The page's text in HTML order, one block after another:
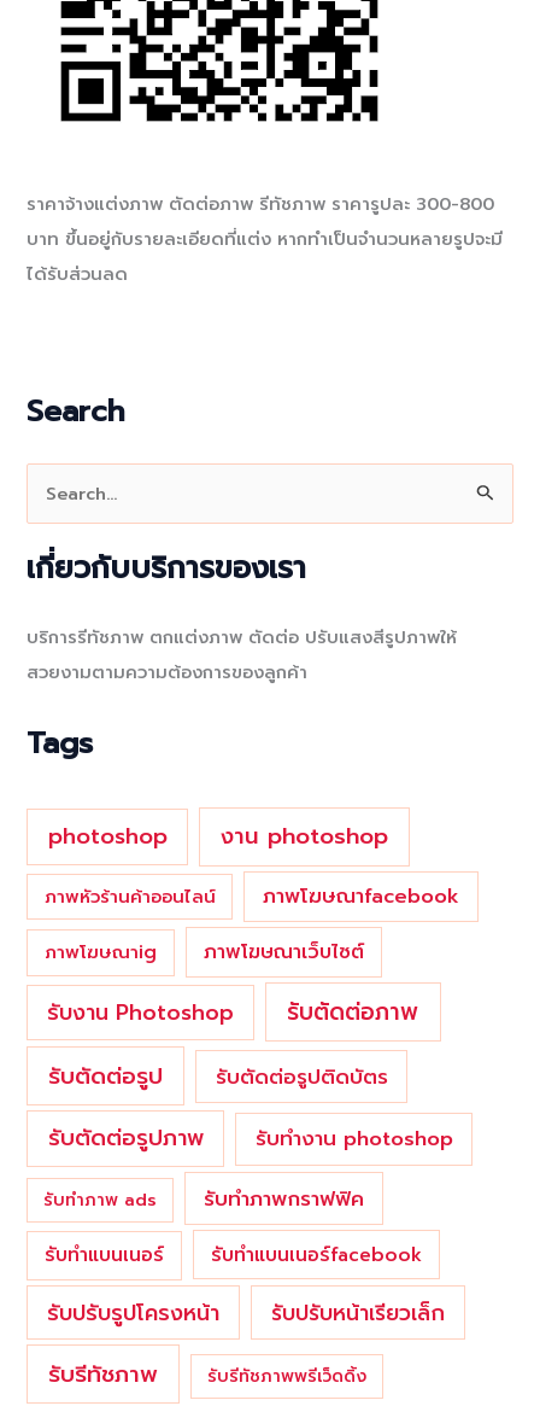
ราคาจ้างแต่งภาพ ตัดต่อภาพ รีทัชภาพ ราคารูปละ 300-800
บาท ขึ้นอยู่กับรายละเอียดที่แต่ง หากทำเป็นจำนวนหลายรูปจะมี
ได้รับส่วนลด
Search
r
เกี่ยวกับบริการของเรา
บริการรีทัชภาพ ตกแต่งภาพ ตัดต่อ ปรับแสงสีรูปภาพให้
สวยงามตามความต้องการของลูกค้า
Tags
photoshop งาน photoshop
ภาพหัวร้านค้าออนไลน์ ภาพโฆษณาfacebook
ภาพโฆษณาig ภาพโฆษณาเว็บไซต์
รับงาน Photoshop
รับตัดต่อภาพ
รับตัดต่อรูป
รับตัดต่อรูปติดบัตร
รับตัดต่อรูปภาพ รับทำงาน photoshop
รับทำภาพ ads รับทำภาพกราฟฟิค
รับทำแบนเนอร์ รับทำแบนเนอร์facebook
รับปรับรูปโครงหน้า รับปรับหน้าเรียวเล็ก
รับรีทัชภาพ รับรีทัชภาพพรีเว็ดดิ้ง